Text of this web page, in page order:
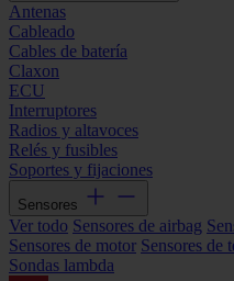
Antenas
Cableado
Cables de batería
Claxon
ECU
Interruptores
Radios y altavoces
Relés y fusibles
Soportes y fijaciones
Sensores
Ver todo Sensores de airbag
Sensores de motor Sensores de
Sondas lambda